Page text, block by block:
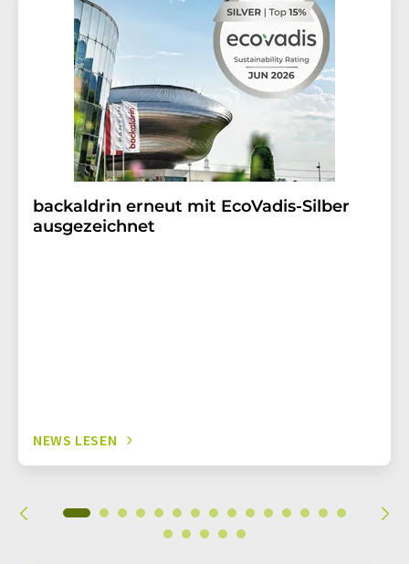
backaldrin erneut mit EcoVadis-Silber
ausgezeichnet
NEWS LESEN